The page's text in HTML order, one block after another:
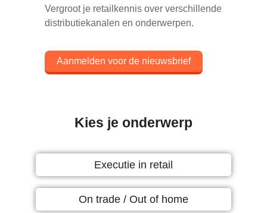
Vergroot je retailkennis over verschillende
distributiekanalen en onderwerpen.
Aanmelden voor de nieuwsbrief
Kies je onderwerp
Executie in retail
On trade / Out of home